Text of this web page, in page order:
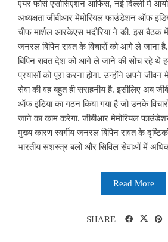
एयर फोर्स एसोसिएशन आफिस, नई दिल्ली में
अध्यक्षता जीबीआर मेमोरियल फाउंडेशन ऑफ
चीफ मार्शल आरकेएस भदौरिया ने की. इस बैठक में
जनरल बिपिन रावत के विचारों को आगे ले
बिपिन रावत देश को आगे ले जाने की सोच रहे थे
प्रयासों को पूरा करना होगा. उन्होंने अपने
सेवा की वह बहुत ही सराहनीय है. इसीलिए अब
ऑफ इंडिया का गठन किया गया है जो उनके
जाने का काम करेगा. जीबीआर मेमोरियल
मुख्य कारण स्वर्गीय जनरल बिपिन रावत के
भारतीय सशस्त्र बलों और सिविल सेवाओं में
Read More
SHARE